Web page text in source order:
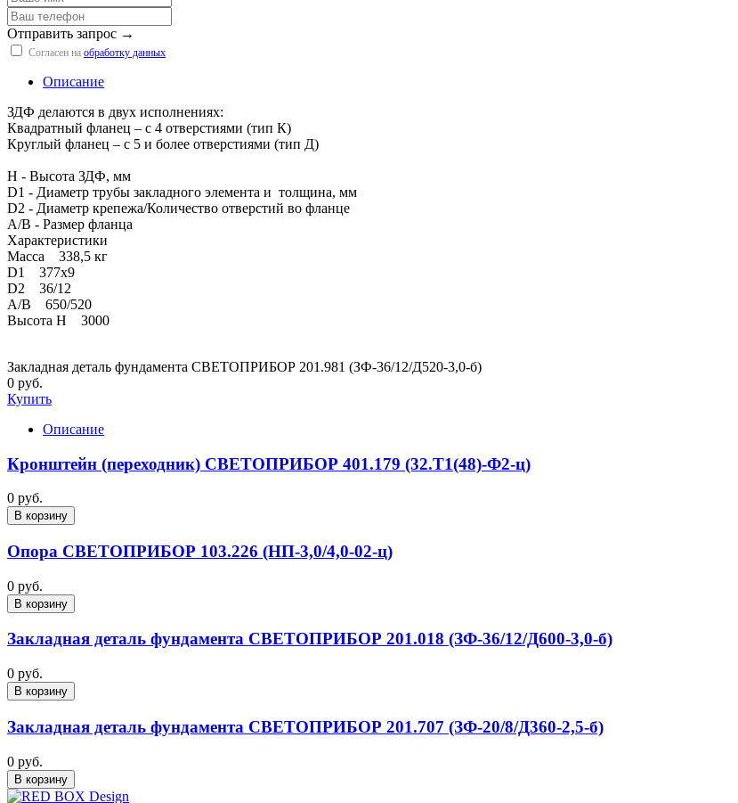
Отправить запрос →
Согласен на обработку данных
Описание
ЗДФ делаются в двух исполнениях:
Квадратный фланец – с 4 отверстиями (тип К)
Круглый фланец – с 5 и более отверстиями (тип Д)
H - Высота ЗДФ, мм
D1 - Диаметр трубы закладного элемента и толщина, мм
D2 - Диаметр крепежа/Количество отверстий во фланце
A/B - Размер фланца
Характеристики
Масса 338,5 кг
D1 377х9
D2 36/12
A/B 650/520
Высота H 3000
Закладная деталь фундамента СВЕТОПРИБОР 201.981 (ЗФ-36/12/Д520-3,0-б)
0 руб.
Купить
Описание
Кронштейн (переходник) СВЕТОПРИБОР 401.179 (32.Т1(48)-Ф2-ц)
0 руб.
В корзину
Опора СВЕТОПРИБОР 103.226 (НП-3,0/4,0-02-ц)
0 руб.
В корзину
Закладная деталь фундамента СВЕТОПРИБОР 201.018 (ЗФ-36/12/Д600-3,0-б)
0 руб.
В корзину
Закладная деталь фундамента СВЕТОПРИБОР 201.707 (ЗФ-20/8/Д360-2,5-б)
0 руб.
В корзину